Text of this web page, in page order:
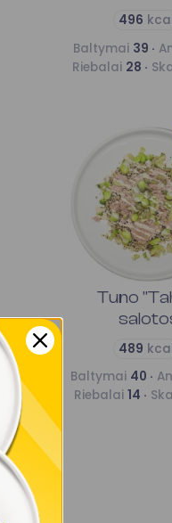
496
Baltymai 39 ·
Riebalai 28 ·
Tuno
489
Baltymai 40 ·
Riebalai 14 ·